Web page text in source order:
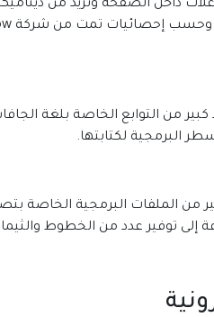
داخل الصفحة وتُزيد من
من التوابع الخاصة بلغة
البرمجية لكتابتها.
من الملفات البرمجية الخاصة